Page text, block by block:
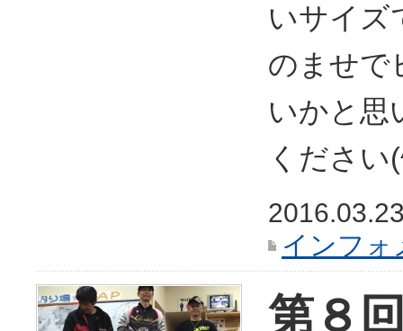
いサイズ
のませで
いかと思
くださ
インフォ
第８